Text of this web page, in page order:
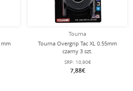
mm
Tourna
Tourna Overgrip Tac XL 0.55mm
czarny 3 szt.
SRP: 10,90€
7,88€